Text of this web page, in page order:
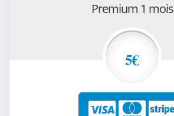
Premium 1 mois
5€